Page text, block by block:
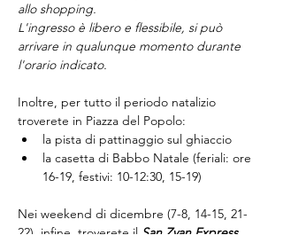
allo shopping.
L'ingresso è libero e flessibile, si può
arrivare in qualunque momento durante
l'orario indicato.
Inoltre, per tutto il periodo natalizio
troverete in Piazza del Popolo:
la pista di pattinaggio sul ghiaccio
la casetta di Babbo Natale (feriali: ore
16-19, festivi: 10-12:30, 15-19)
Nei weekend di dicembre (7-8, 14-15, 21-
22), infine, troverete il San Zvan Express,